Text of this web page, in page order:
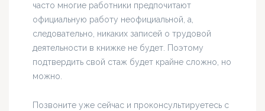
часто многие работники предпочитают
официальную работу неофициальной, а,
следовательно, никаких записей о трудовой
деятельности в книжке не будет. Поэтому
подтвердить свой стаж будет крайне сложно, но
можно.
Позвоните уже сейчас и проконсультируетесь с